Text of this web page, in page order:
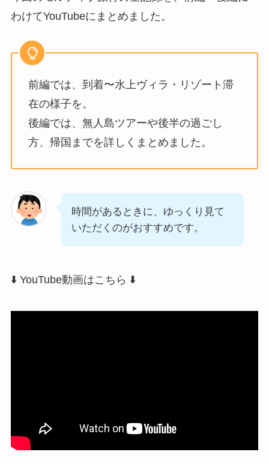
わけてYouTubeにまとめました。
前編では、到着〜水上ヴィラ・リゾート滞
在の様子を。
後編では、無人島ツアーや後半の過ごし
方、帰国までを詳しくまとめました。
時間があるときに、ゆっくり見て
いただくのがおすすめです。
⬇️ YouTube動画はこちら ⬇️